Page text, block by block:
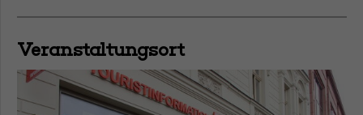
Veranstaltungsort